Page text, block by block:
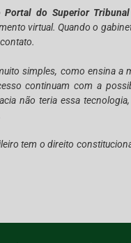
Portal do Superior
virtual. Quando o
simples, como ensina a
continuam com a
não teria essa
tem o direito